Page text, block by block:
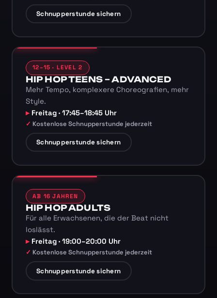
Schnupperstunde sichern
12–15 · LEVEL 2
HIP HOP TEENS – ADVANCED
Mehr Tempo, komplexere Choreografien, mehr
Style.
Freitag · 17:45–18:45 Uhr
Kostenlose Schnupperstunde jederzeit
Schnupperstunde sichern
AB 16 JAHREN
HIP HOP ADULTS
Für alle Erwachsenen, die der Beat nicht
loslässt.
Freitag · 19:00–20:00 Uhr
Kostenlose Schnupperstunde jederzeit
Schnupperstunde sichern